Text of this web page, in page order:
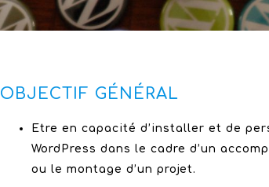
OBJECTIF GÉNÉRAL
Etre en capacité d’installer et de
WordPress dans le cadre d’un
ou le montage d’un projet.